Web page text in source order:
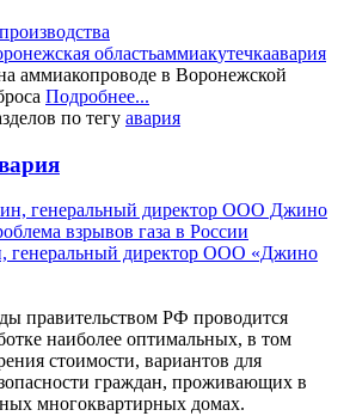
областьаммиакутечкаавария
аммиакопроводе в Воронежской
Подробнее...
по тегу авария
директор ООО «Джино
правительством РФ проводится
наиболее оптимальных, в том
стоимости, вариантов для
граждан, проживающих в
многоквартирных домах.